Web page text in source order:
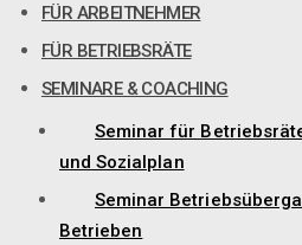
FÜR ARBEITNEHMER
FÜR BETRIEBSRÄTE
SEMINARE & COACHING
Seminar für
und Sozialplan
Seminar
Betrieben